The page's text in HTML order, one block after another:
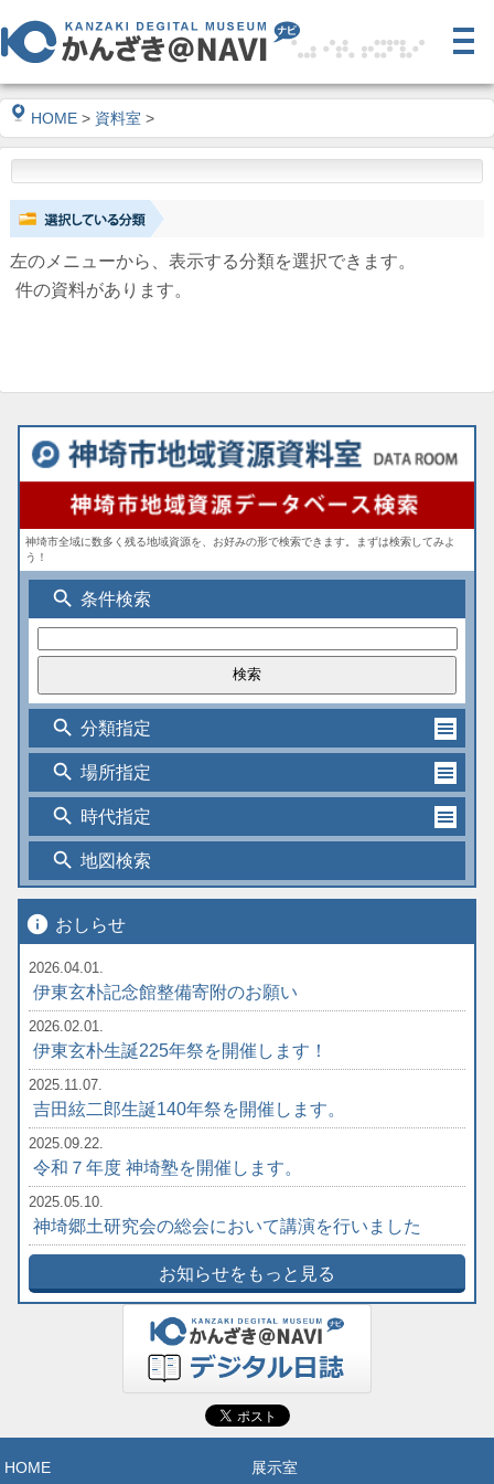
HOME > 資料室 >
左のメニューから、表示する分類を選択できます。
件の資料があります。
神埼市全域に数多く残る地域資源を、お好みの形で検索できます。まずは検索してみよ
う！
search 条件検索
search 分類指定
search 場所指定
search 時代指定
search 地図検索
info おしらせ
2026.04.01.
伊東玄朴記念館整備寄附のお願い
2026.02.01.
伊東玄朴生誕225年祭を開催します！
2025.11.07.
吉田絃二郎生誕140年祭を開催します。
2025.09.22.
令和７年度 神埼塾を開催します。
2025.05.10.
神埼郷土研究会の総会において講演を行いました
お知らせをもっと見る
HOME 展示室